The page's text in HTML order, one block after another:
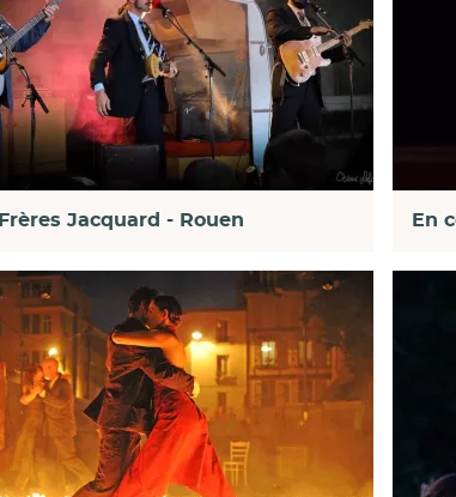
Jacquard - Rouen En